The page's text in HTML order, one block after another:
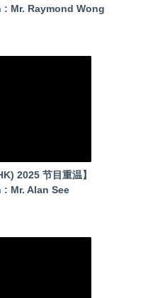
Mr. Raymond Wong
2025 节目重温】
Mr. Alan See